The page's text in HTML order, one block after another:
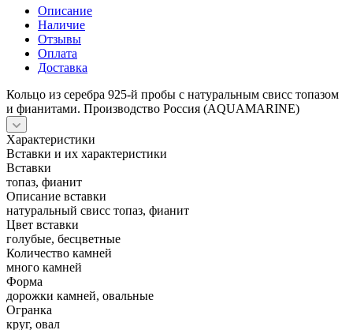
Описание
Наличие
Отзывы
Оплата
Доставка
Кольцо из серебра 925-й пробы с натуральным свисс топазом
и фианитами. Производство Россия (AQUAMARINE)
Характеристики
Вставки и их характеристики
Вставки
топаз, фианит
Описание вставки
натуральный свисс топаз, фианит
Цвет вставки
голубые, бесцветные
Количество камней
много камней
Форма
дорожки камней, овальные
Огранка
круг, овал